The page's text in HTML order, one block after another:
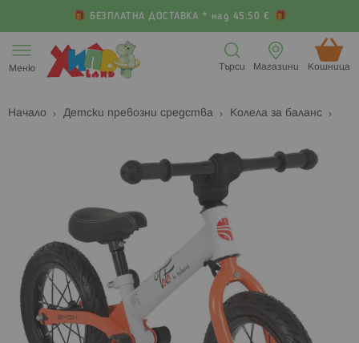
БЕЗПЛАТНА ДОСТАВКА * над 45.50 €
към
съдържанието
Меню Кошница (
Магазини
Търси
Начало Детски превозни средства Колела за баланс
изображенията